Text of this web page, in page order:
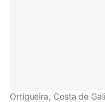
Ortigueira, Costa de